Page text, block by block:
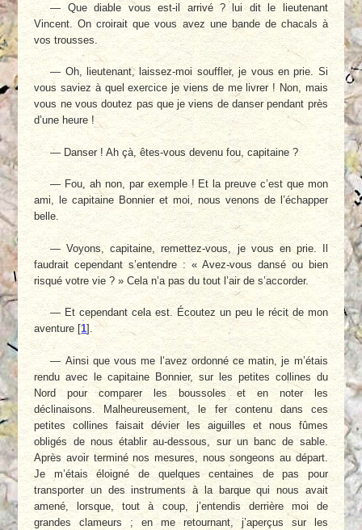
— Que diable vous est-il arrivé ? lui dit le lieutenant
Vincent. On croirait que vous avez une bande de chacals à
vos trousses.
— Oh, lieutenant, laissez-moi souffler, je vous en prie. Si
vous saviez à quel exercice je viens de me livrer ! Non, mais
vous ne vous doutez pas que je viens de danser pendant près
d’une heure !
— Danser ! Ah çà, êtes-vous devenu fou, capitaine ?
— Fou, ah non, par exemple ! Et la preuve c’est que mon
ami, le capitaine Bonnier et moi, nous venons de l’échapper
belle.
— Voyons, capitaine, remettez-vous, je vous en prie. Il
faudrait cependant s’entendre : « Avez-vous dansé ou bien
risqué votre vie ? » Cela n’a pas du tout l’air de s’accorder.
— Et cependant cela est. Écoutez un peu le récit de mon
aventure[1] .
— Ainsi que vous me l’avez ordonné ce matin, je m’étais
rendu avec le capitaine Bonnier, sur les petites collines du
Nord pour comparer les boussoles et en noter les
déclinaisons. Malheureusement, le fer contenu dans ces
petites collines faisait dévier les aiguilles et nous fûmes
obligés de nous établir au-dessous, sur un banc de sable.
Après avoir terminé nos mesures, nous songeons au départ.
Je m’étais éloigné de quelques centaines de pas pour
transporter un des instruments à la barque qui nous avait
amené, lorsque, tout à coup, j’entendis derrière moi de
grandes clameurs ; en me retournant, j’aperçus sur les